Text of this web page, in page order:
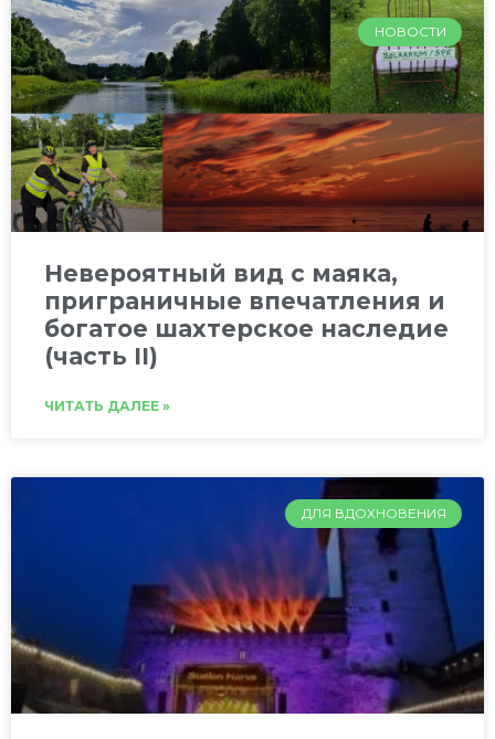
НОВОСТИ
Невероятный вид с маяка,
приграничные впечатления и
богатое шахтерское наследие
(часть II)
ЧИТАТЬ ДАЛЕЕ »
ДЛЯ ВДОХНОВЕНИЯ